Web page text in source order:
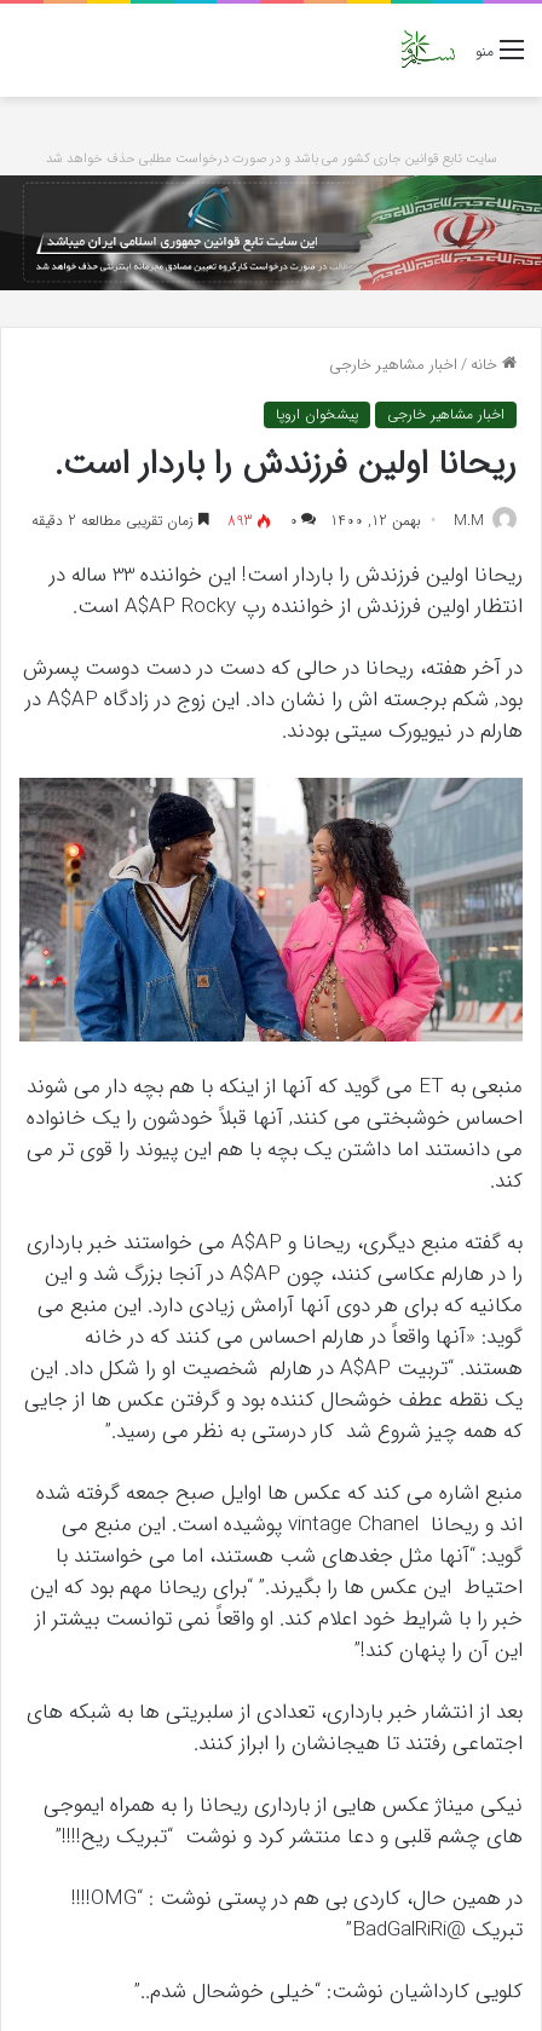
منو
سایت تابع قوانین جاری کشور می باشد و در صورت درخواست مطلبی حذف خواهد شد
خانه/اخبار مشاهیر خارجی
اخبار مشاهیر خارجی پیشخوان اروپا
ریحانا اولین فرزندش را باردار است.
M.M بهمن 12, 1400 ۰ 893 زمان تقریبی مطالعه 2 دقیقه
ریحانا اولین فرزندش را باردار است! این خواننده 33 ساله در
انتظار اولین فرزندش از خواننده رپ A$AP Rocky است.
در آخر هفته، ریحانا در حالی که دست در دست دوست پسرش
بود, شکم برجسته اش را نشان داد. این زوج در زادگاه A$AP در
هارلم در نیویورک سیتی بودند.
منبعی به ET می گوید که آنها از اینکه با هم بچه دار می شوند
احساس خوشبختی می کنند, آنها قبلاً خودشون را یک خانواده
می دانستند اما داشتن یک بچه با هم این پیوند را قوی تر می
کند.
به گفته منبع دیگری، ریحانا و A$AP می خواستند خبر بارداری
را در هارلم عکاسی کنند، چون A$AP در آنجا بزرگ شد و این
مکانیه که برای هر دوی آنها آرامش زیادی دارد. این منبع می
گوید: «آنها واقعاً در هارلم احساس می کنند که در خانه
هستند. “تربیت A$AP در هارلم شخصیت او را شکل داد. این
یک نقطه عطف خوشحال کننده بود و گرفتن عکس ها از جایی
که همه چیز شروع شد کار درستی به نظر می رسید.”
منبع اشاره می کند که عکس ها اوایل صبح جمعه گرفته شده
اند و ریحانا vintage Chanel پوشیده است. این منبع می
گوید: “آنها مثل جغدهای شب هستند، اما می خواستند با
احتیاط این عکس ها را بگیرند.” “برای ریحانا مهم بود که این
خبر را با شرایط خود اعلام کند. او واقعاً نمی توانست بیشتر از
این آن را پنهان کند!”
بعد از انتشار خبر بارداری، تعدادی از سلبریتی ها به شبکه های
اجتماعی رفتند تا هیجانشان را ابراز کنند.
نیکی میناژ عکس هایی از بارداری ریحانا را به همراه ایموجی
های چشم قلبی و دعا منتشر کرد و نوشت “تبریک ریح!!!!”
در همین حال، کاردی بی هم در پستی نوشت : “OMG!!!!
تبریک @BadGalRiRi”
کلویی کارداشیان نوشت: “خیلی خوشحال شدم..”